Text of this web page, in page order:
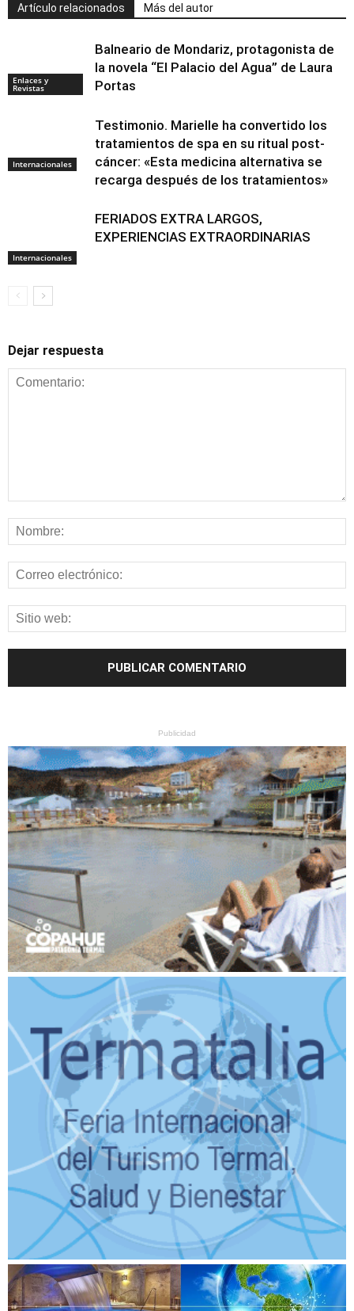
Artículo relacionados Más del autor
Enlaces y
Revistas
Balneario de Mondariz, protagonista de
la novela “El Palacio del Agua” de Laura
Portas
Internacionales
Testimonio. Marielle ha convertido los
tratamientos de spa en su ritual post-
cáncer: «Esta medicina alternativa se
recarga después de los tratamientos»
Internacionales
FERIADOS EXTRA LARGOS,
EXPERIENCIAS EXTRAORDINARIAS
Dejar respuesta
Publicidad